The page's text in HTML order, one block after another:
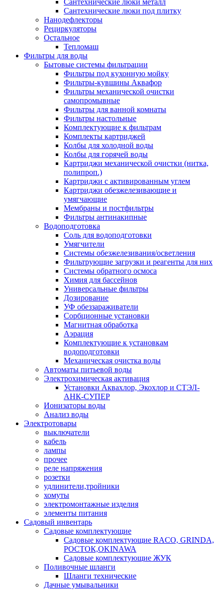
Сантехнические люки металл
Сантехнические люки под плитку
Нанодефлекторы
Рециркуляторы
Остальное
Тепломаш
Фильтры для воды
Бытовые системы фильтрации
Фильтры под кухонную мойку
Фильтры-кувшины Аквафор
Фильтры механической очистки
самопромывные
Фильтры для ванной комнаты
Фильтры настольные
Комплектующие к фильтрам
Комплекты картриджей
Колбы для холодной воды
Колбы для горячей воды
Картриджи механической очистки (нитка,
полипроп.)
Картриджи с активированным углем
Картриджи обезжелезивающие и
умягчающие
Мембраны и постфильтры
Фильтры антинакипные
Водоподготовка
Соль для водоподготовки
Умягчители
Системы обезжелезивания/осветления
Фильтрующие загрузки и реагенты для них
Системы обратного осмоса
Химия для бассейнов
Универсальные фильтры
Дозирование
УФ обеззараживатели
Сорбционные установки
Магнитная обработка
Аэрация
Комплектующие к установкам
водоподготовки
Механическая очистка воды
Автоматы питьевой воды
Электрохимическая активация
Установки Аквахлор, Экохлор и СТЭЛ-
АНК-СУПЕР
Ионизаторы воды
Анализ воды
Электротовары
выключатели
кабель
лампы
прочее
реле напряжения
розетки
удлинители,тройники
хомуты
электромонтажные изделия
элементы питания
Садовый инвентарь
Садовые комплектующие
Садовые комплектующие RACO, GRINDA,
РОСТОК,OKINAWA
Садовые комплектующие ЖУК
Поливочные шланги
Шланги технические
Дачные умывальники